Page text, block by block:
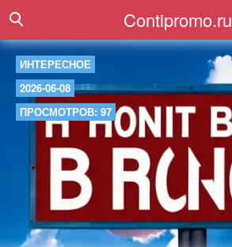
Contipromo.ru
ИНТЕРЕСНОЕ
2026-06-08
ПРОСМОТРОВ: 97